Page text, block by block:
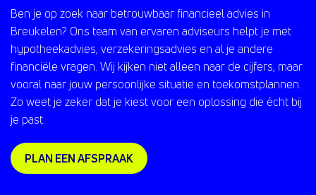
Ben je op zoek naar betrouwbaar financieel advies in
Breukelen? Ons team van ervaren adviseurs helpt je met
hypotheekadvies, verzekeringsadvies en al je andere
financiële vragen. Wij kijken niet alleen naar de cijfers, maar
vooral naar jouw persoonlijke situatie en toekomstplannen.
Zo weet je zeker dat je kiest voor een oplossing die écht bij
je past.
PLAN EEN AFSPRAAK